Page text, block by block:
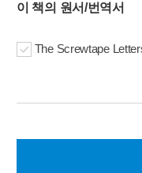
이 책의 원서/번역서
The Screwtape